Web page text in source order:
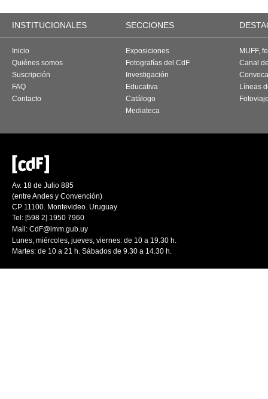
INSTITUCIONALES SECCIONES
Inicio
Quiénes somos
Suscripción
FAQ
Contacto
Exposiciones
Fotografías del CdF
Investigación
Educativa
Catálogo
Mediateca
MUFF,
Canal
Líneas
Av. 18 de Julio 885
(entre Andes y Convención)
CP 11100. Montevideo. Uruguay
Tel: [598 2] 1950 7960
Mail: CdF@imm.gub.uy
Lunes, miércoles, jueves, viernes: de 10 a 19.30 h.
Martes: de 10 a 21 h. Sábados de 9.30 a 14.30 h.